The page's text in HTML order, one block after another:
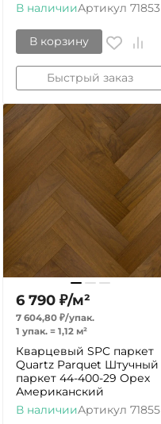
В наличииАртикул 71853
В корзину
Быстрый заказ
6 790 ₽/м²
7 604,80 ₽/упак.
1 упак. = 1,12 м²
Кварцевый SPC паркет
Quartz Parquet Штучный
паркет 44-400-29 Орех
Американский
В наличииАртикул 71855